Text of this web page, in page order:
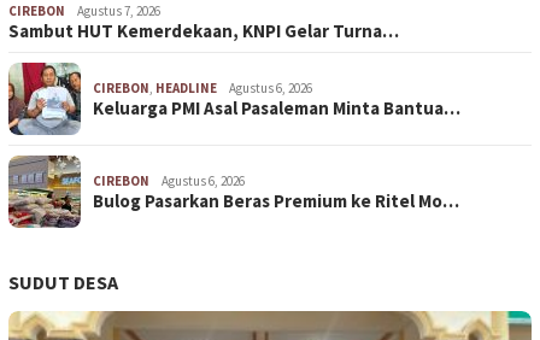
CIREBON Agustus 7, 2026
Sambut HUT Kemerdekaan, KNPI Gelar Turna…
CIREBON HEADLINE Agustus 6, 2026
Keluarga PMI Asal Pasaleman Minta Bantua…
CIREBON Agustus 6, 2026
Bulog Pasarkan Beras Premium ke Ritel Mo…
SUDUT DESA